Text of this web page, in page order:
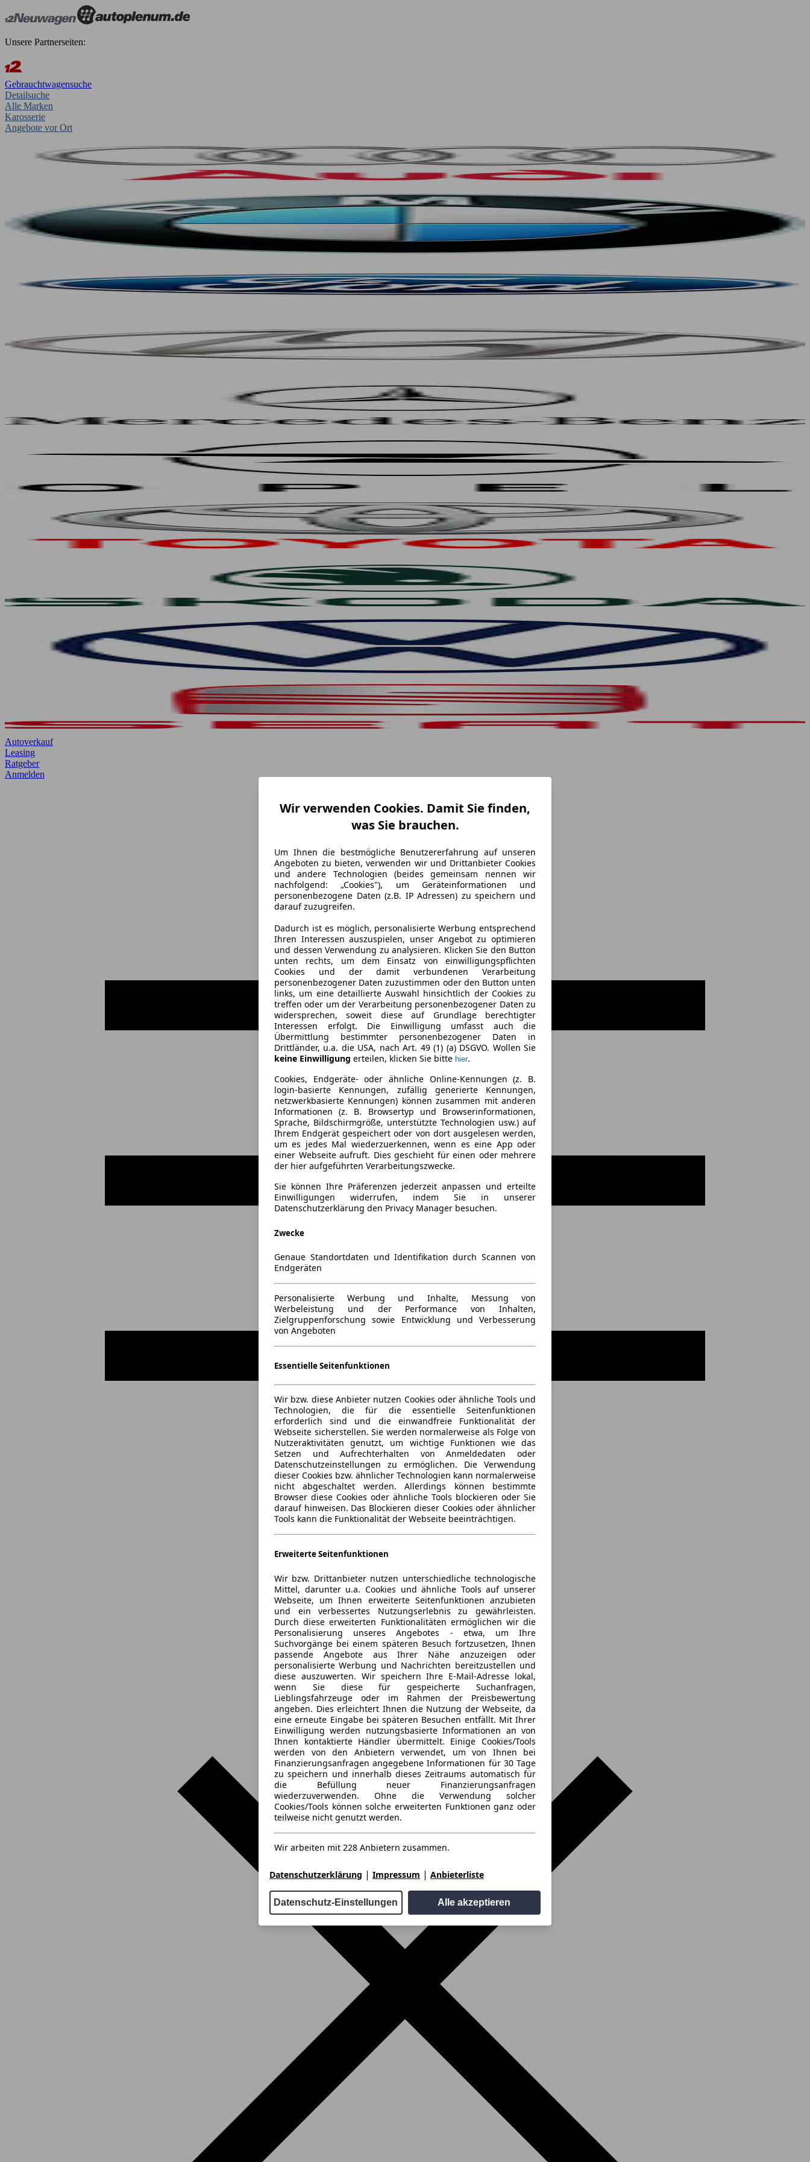
Unsere Partnerseiten:
Gebrauchtwagensuche
Detailsuche
Alle Marken
Karosserie
Angebote vor Ort
Autoverkauf
Leasing
Ratgeber
Anmelden
Wir verwenden Cookies. Damit Sie finden,
was Sie brauchen.
Um Ihnen die bestmögliche Benutzererfahrung auf unseren
Angeboten zu bieten, verwenden wir und Drittanbieter Cookies
und andere Technologien (beides gemeinsam nennen wir
nachfolgend: „Cookies"), um Geräteinformationen und
personenbezogene Daten (z.B. IP Adressen) zu speichern und
darauf zuzugreifen.
Dadurch ist es möglich, personalisierte Werbung entsprechend
Ihren Interessen auszuspielen, unser Angebot zu optimieren
und dessen Verwendung zu analysieren. Klicken Sie den Button
unten rechts, um dem Einsatz von einwilligungspflichten
Cookies und der damit verbundenen Verarbeitung
personenbezogener Daten zuzustimmen oder den Button unten
links, um eine detaillierte Auswahl hinsichtlich der Cookies zu
treffen oder um der Verarbeitung personenbezogener Daten zu
widersprechen, soweit diese auf Grundlage berechtigter
Interessen erfolgt. Die Einwilligung umfasst auch die
Übermittlung bestimmter personenbezogener Daten in
Drittländer, u.a. die USA, nach Art. 49 (1) (a) DSGVO. Wollen Sie
keine Einwilligung erteilen, klicken Sie bitte hier.
Cookies, Endgeräte- oder ähnliche Online-Kennungen (z. B.
login-basierte Kennungen, zufällig generierte Kennungen,
netzwerkbasierte Kennungen) können zusammen mit anderen
Informationen (z. B. Browsertyp und Browserinformationen,
Sprache, Bildschirmgröße, unterstützte Technologien usw.) auf
Ihrem Endgerät gespeichert oder von dort ausgelesen werden,
um es jedes Mal wiederzuerkennen, wenn es eine App oder
einer Webseite aufruft. Dies geschieht für einen oder mehrere
der hier aufgeführten Verarbeitungszwecke.
Sie können Ihre Präferenzen jederzeit anpassen und erteilte
Einwilligungen widerrufen, indem Sie in unserer
Datenschutzerklärung den Privacy Manager besuchen.
Zwecke
Genaue Standortdaten und Identifikation durch Scannen von
Endgeräten
Personalisierte Werbung und Inhalte, Messung von
Werbeleistung und der Performance von Inhalten,
Zielgruppenforschung sowie Entwicklung und Verbesserung
von Angeboten
Essentielle Seitenfunktionen
Wir bzw. diese Anbieter nutzen Cookies oder ähnliche Tools und
Technologien, die für die essentielle Seitenfunktionen
erforderlich sind und die einwandfreie Funktionalität der
Webseite sicherstellen. Sie werden normalerweise als Folge von
Nutzeraktivitäten genutzt, um wichtige Funktionen wie das
Setzen und Aufrechterhalten von Anmeldedaten oder
Datenschutzeinstellungen zu ermöglichen. Die Verwendung
dieser Cookies bzw. ähnlicher Technologien kann normalerweise
nicht abgeschaltet werden. Allerdings können bestimmte
Browser diese Cookies oder ähnliche Tools blockieren oder Sie
darauf hinweisen. Das Blockieren dieser Cookies oder ähnlicher
Tools kann die Funktionalität der Webseite beeinträchtigen.
Erweiterte Seitenfunktionen
Wir bzw. Drittanbieter nutzen unterschiedliche technologische
Mittel, darunter u.a. Cookies und ähnliche Tools auf unserer
Webseite, um Ihnen erweiterte Seitenfunktionen anzubieten
und ein verbessertes Nutzungserlebnis zu gewährleisten.
Durch diese erweiterten Funktionalitäten ermöglichen wir die
Personalisierung unseres Angebotes - etwa, um Ihre
Suchvorgänge bei einem späteren Besuch fortzusetzen, Ihnen
passende Angebote aus Ihrer Nähe anzuzeigen oder
personalisierte Werbung und Nachrichten bereitzustellen und
diese auszuwerten. Wir speichern Ihre E-Mail-Adresse lokal,
wenn Sie diese für gespeicherte Suchanfragen,
Lieblingsfahrzeuge oder im Rahmen der Preisbewertung
angeben. Dies erleichtert Ihnen die Nutzung der Webseite, da
eine erneute Eingabe bei späteren Besuchen entfällt. Mit Ihrer
Einwilligung werden nutzungsbasierte Informationen an von
Ihnen kontaktierte Händler übermittelt. Einige Cookies/Tools
werden von den Anbietern verwendet, um von Ihnen bei
Finanzierungsanfragen angegebene Informationen für 30 Tage
zu speichern und innerhalb dieses Zeitraums automatisch für
die Befüllung neuer Finanzierungsanfragen
wiederzuverwenden. Ohne die Verwendung solcher
Cookies/Tools können solche erweiterten Funktionen ganz oder
teilweise nicht genutzt werden.
Wir arbeiten mit 228 Anbietern zusammen.
Datenschutzerklärung | Impressum | Anbieterliste
Datenschutz-Einstellungen Alle akzeptieren